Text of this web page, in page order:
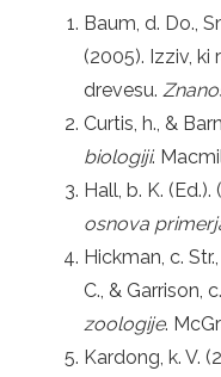
Baum, d. Do.,
(2005). Izziv, ki
drevesu.
Curtis, h., &
biologiji.
Hall, b. K. (Ed.).
osnova
Hickman, c.
C., & Garrison,
zoologije.
Kardong, k. V.